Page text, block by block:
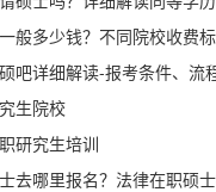
多少钱？不同院校收费标准详细
详细解读-报考条件、流程及常见
生院校
研究生培训
里报名？法律在职硕士招生网信息全